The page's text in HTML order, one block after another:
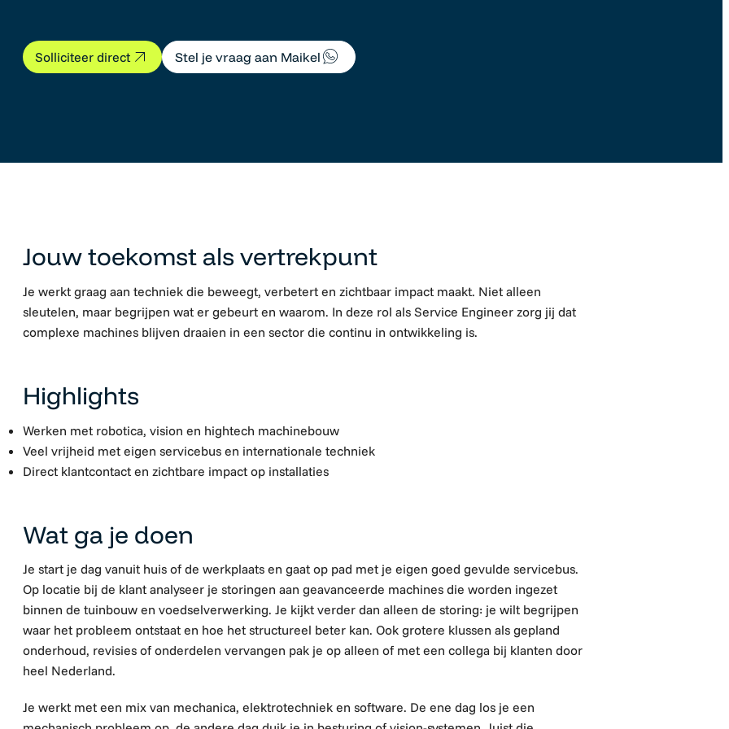
Solliciteer direct Stel je vraag aan Maikel
Jouw toekomst als vertrekpunt
Je werkt graag aan techniek die beweegt, verbetert en zichtbaar impact maakt. Niet alleen
sleutelen, maar begrijpen wat er gebeurt en waarom. In deze rol als Service Engineerzorg jij dat
complexe machines blijven draaien in een sector die continu in ontwikkeling is.
Highlights
Werken met robotica, vision en hightech machinebouw
Veel vrijheid met eigen servicebus en internationale techniek
Direct klantcontact en zichtbare impact op installaties
Wat ga je doen
Je start je dag vanuit huis of de werkplaats en gaat op pad met je eigen goed gevulde servicebus.
Op locatie bij de klant analyseer je storingen aan geavanceerde machines die worden ingezet
binnen de tuinbouwen voedselverwerking. Je kijkt verder dan alleen de storing: je wilt begrijpen
waar het probleem ontstaat en hoe het structureel beter kan. Ook grotere klussen als gepland
onderhoud, revisies of onderdelen vervangen pak je op alleen of met een collega bij klanten door
heel Nederland.
Je werkt met een mix van mechanica, elektrotechniek en software. De ene dag los je een